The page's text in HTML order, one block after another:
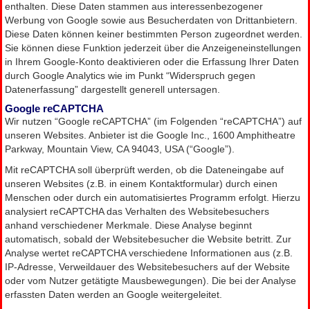
enthalten. Diese Daten stammen aus interessenbezogener
Werbung von Google sowie aus Besucherdaten von Drittanbietern.
Diese Daten können keiner bestimmten Person zugeordnet werden.
Sie können diese Funktion jederzeit über die Anzeigeneinstellungen
in Ihrem Google-Konto deaktivieren oder die Erfassung Ihrer Daten
durch Google Analytics wie im Punkt “Widerspruch gegen
Datenerfassung” dargestellt generell untersagen.
Google reCAPTCHA
Wir nutzen “Google reCAPTCHA” (im Folgenden “reCAPTCHA”) auf
unseren Websites. Anbieter ist die Google Inc., 1600 Amphitheatre
Parkway, Mountain View, CA 94043, USA (“Google”).
Mit reCAPTCHA soll überprüft werden, ob die Dateneingabe auf
unseren Websites (z.B. in einem Kontaktformular) durch einen
Menschen oder durch ein automatisiertes Programm erfolgt. Hierzu
analysiert reCAPTCHA das Verhalten des Websitebesuchers
anhand verschiedener Merkmale. Diese Analyse beginnt
automatisch, sobald der Websitebesucher die Website betritt. Zur
Analyse wertet reCAPTCHA verschiedene Informationen aus (z.B.
IP-Adresse, Verweildauer des Websitebesuchers auf der Website
oder vom Nutzer getätigte Mausbewegungen). Die bei der Analyse
erfassten Daten werden an Google weitergeleitet.